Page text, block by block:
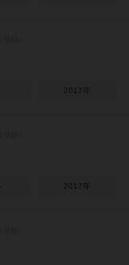
2017年
2017年